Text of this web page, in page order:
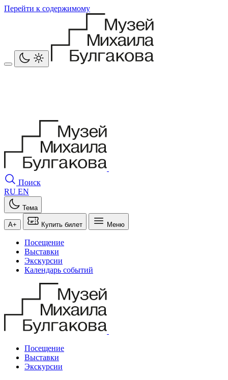
Перейти к содержимому
Поиск
RU EN
Тема
A+ Купить билет Меню
Посещение
Выставки
Экскурсии
Календарь событий
Посещение
Выставки
Экскурсии